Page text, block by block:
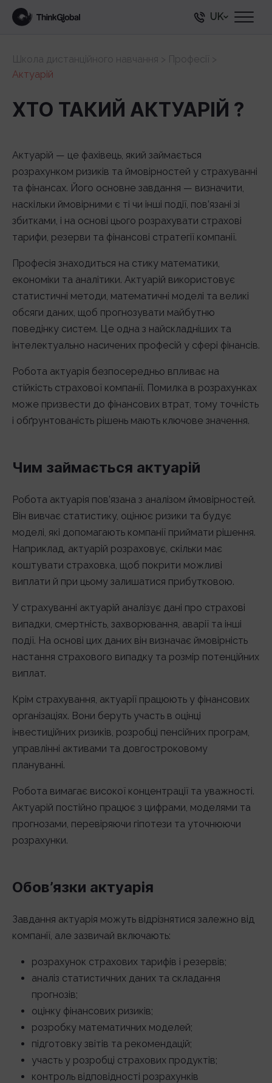
UK
Школа дистанційного навчання > Професії >
Актуарій
ХТО ТАКИЙ АКТУАРІЙ ?
Актуарій — це фахівець, який займається
розрахунком ризиків та ймовірностей у страхуванні
та фінансах. Його основне завдання — визначити,
наскільки ймовірними є ті чи інші події, пов’язані зі
збитками, і на основі цього розрахувати страхові
тарифи, резерви та фінансові стратегії компанії.
Професія знаходиться на стику математики,
економіки та аналітики. Актуарій використовує
статистичні методи, математичні моделі та великі
обсяги даних, щоб прогнозувати майбутню
поведінку систем. Це одна з найскладніших та
інтелектуально насичених професій у сфері фінансів.
Робота актуарія безпосередньо впливає на
стійкість страхової компанії. Помилка в розрахунках
може призвести до фінансових втрат, тому точність
і обґрунтованість рішень мають ключове значення.
Чим займається актуарій
Робота актуарія пов’язана з аналізом ймовірностей.
Він вивчає статистику, оцінює ризики та будує
моделі, які допомагають компанії приймати рішення.
Наприклад, актуарій розраховує, скільки має
коштувати страховка, щоб покрити можливі
виплати й при цьому залишатися прибутковою.
У страхуванні актуарій аналізує дані про страхові
випадки, смертність, захворювання, аварії та інші
події. На основі цих даних він визначає ймовірність
настання страхового випадку та розмір потенційних
виплат.
Крім страхування, актуарії працюють у фінансових
організаціях. Вони беруть участь в оцінці
інвестиційних ризиків, розробці пенсійних програм,
управлінні активами та довгостроковому
плануванні.
Робота вимагає високої концентрації та уважності.
Актуарій постійно працює з цифрами, моделями та
прогнозами, перевіряючи гіпотези та уточнюючи
розрахунки.
Обов’язки актуарія
Завдання актуарія можуть відрізнятися залежно від
компанії, але зазвичай включають:
розрахунок страхових тарифів і резервів;
аналіз статистичних даних та складання
прогнозів;
оцінку фінансових ризиків;
розробку математичних моделей;
підготовку звітів та рекомендацій;
участь у розробці страхових продуктів;
контроль відповідності розрахунків